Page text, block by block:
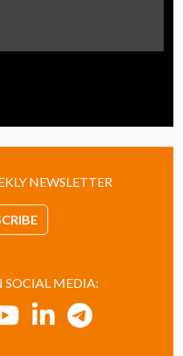
NEWSLETTER
SOCIAL MEDIA: